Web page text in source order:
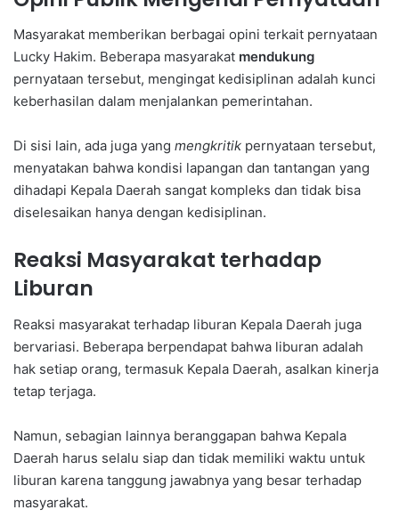
Masyarakat memberikan berbagai opini terkait pernyataan
Lucky Hakim. Beberapa masyarakat mendukung
pernyataan tersebut, mengingat kedisiplinan adalah kunci
keberhasilan dalam menjalankan pemerintahan.
Di sisi lain, ada juga yang mengkritik pernyataan tersebut,
menyatakan bahwa kondisi lapangan dan tantangan yang
dihadapi Kepala Daerah sangat kompleks dan tidak bisa
diselesaikan hanya dengan kedisiplinan.
Reaksi Masyarakat terhadap
Liburan
Reaksi masyarakat terhadap liburan Kepala Daerah juga
bervariasi. Beberapa berpendapat bahwa liburan adalah
hak setiap orang, termasuk Kepala Daerah, asalkan kinerja
tetap terjaga.
Namun, sebagian lainnya beranggapan bahwa Kepala
Daerah harus selalu siap dan tidak memiliki waktu untuk
liburan karena tanggung jawabnya yang besar terhadap
masyarakat.